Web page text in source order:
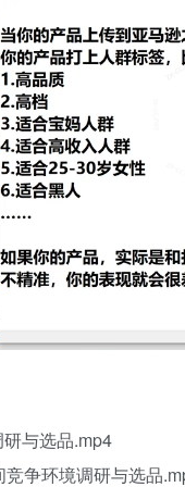
与选品.mp4
争环境调研与选品